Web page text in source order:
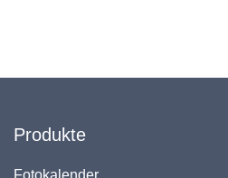
Produkte
Fotokalender